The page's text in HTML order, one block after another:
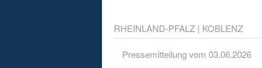
RHEINLAND-PFALZ | KOBLENZ
Pressemitteilung vom